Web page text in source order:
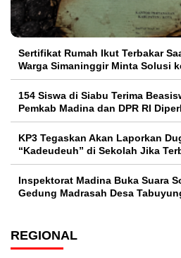
Sertifikat Rumah Ikut Terbakar
Warga Simaninggir Minta Solusi
154 Siswa di Siabu Terima
Pemkab Madina dan DPR RI
KP3 Tegaskan Akan Laporkan
“Kadeudeuh” di Sekolah Jika
Inspektorat Madina Buka Suara
Gedung Madrasah Desa
REGIONAL